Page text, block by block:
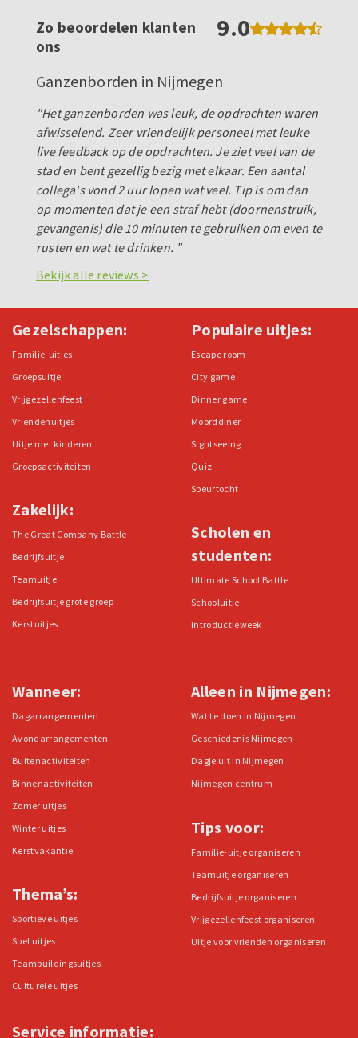
Zo beoordelen klanten
ons
9.0
Ganzenborden in Nijmegen
"Het ganzenborden was leuk, de opdrachten waren
afwisselend. Zeer vriendelijk personeel met leuke
live feedback op de opdrachten. Je ziet veel van de
stad en bent gezellig bezig met elkaar. Een aantal
collega's vond 2 uur lopen wat veel. Tip is om dan
op momenten dat je een straf hebt (doornenstruik,
gevangenis) die 10 minuten te gebruiken om even te
rusten en wat te drinken. "
Bekijk alle reviews >
Gezelschappen:
Familie-uitjes
Groepsuitje
Vrijgezellenfeest
Vriendenuitjes
Uitje met kinderen
Groepsactiviteiten
Zakelijk:
The Great Company Battle
Bedrijfsuitje
Teamuitje
Bedrijfsuitje grote groep
Kerstuitjes
Populaire uitjes:
Escape room
City game
Dinner game
Moorddiner
Sightseeing
Quiz
Speurtocht
Scholen en
studenten:
Ultimate School Battle
Schooluitje
Introductieweek
Wanneer:
Dagarrangementen
Avondarrangementen
Buitenactiviteiten
Binnenactiviteiten
Zomer uitjes
Winter uitjes
Kerstvakantie
Thema’s:
Sportieve uitjes
Spel uitjes
Teambuildingsuitjes
Culturele uitjes
Alleen in Nijmegen:
Wat te doen in Nijmegen
Geschiedenis Nijmegen
Dagje uit in Nijmegen
Nijmegen centrum
Tips voor:
Familie-uitje organiseren
Teamuitje organiseren
Bedrijfsuitje organiseren
Vrijgezellenfeest organiseren
Uitje voor vrienden organiseren
Service informatie: